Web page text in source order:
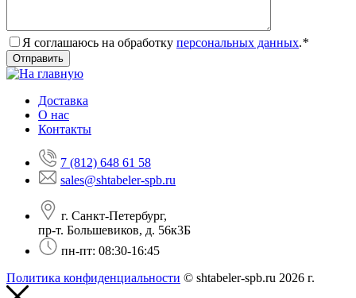
Я соглашаюсь на обработку персональных данных.*
Доставка
О нас
Контакты
7 (812) 648 61 58
sales@shtabeler-spb.ru
г. Санкт-Петербург,
пр-т. Большевиков, д. 56к3Б
пн-пт: 08:30-16:45
Политика конфиденциальности © shtabeler-spb.ru 2026 г.